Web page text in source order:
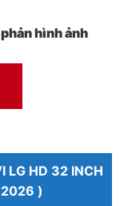
hình ảnh
HLG giúp cải
và tối. Khi
bị AI Sound
dung đang phát.
LG HD 32 INCH
)